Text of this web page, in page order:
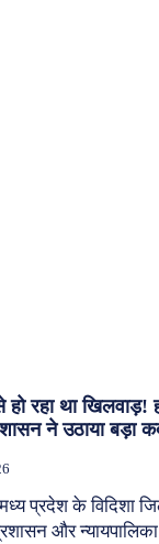
रहा था खिलवाड़!
ने उठाया बड़ा
प्रदेश के विदिशा
और